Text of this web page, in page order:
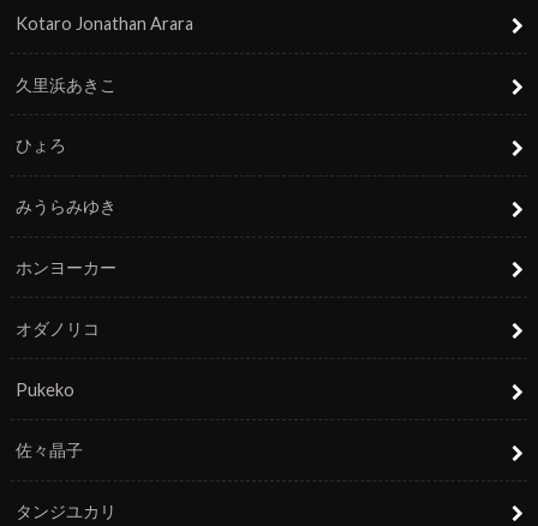
Kotaro Jonathan Arara
久里浜あきこ
ひょろ
みうらみゆき
ホンヨーカー
オダノリコ
Pukeko
佐々晶子
タンジユカリ